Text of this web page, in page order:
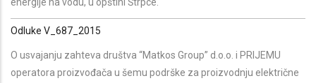
Odluke V_687_2015
O usvajanju zahteva društva “Matkos Group” d.o.o. i PRIJEMU
operatora proizvođača u šemu podrške za proizvodnju električne